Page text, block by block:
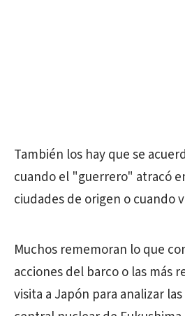
También los hay que se
cuando el "guerrero" atracó
ciudades de origen o cuando
Muchos rememoran lo que
acciones del barco o las más
visita a Japón para analizar